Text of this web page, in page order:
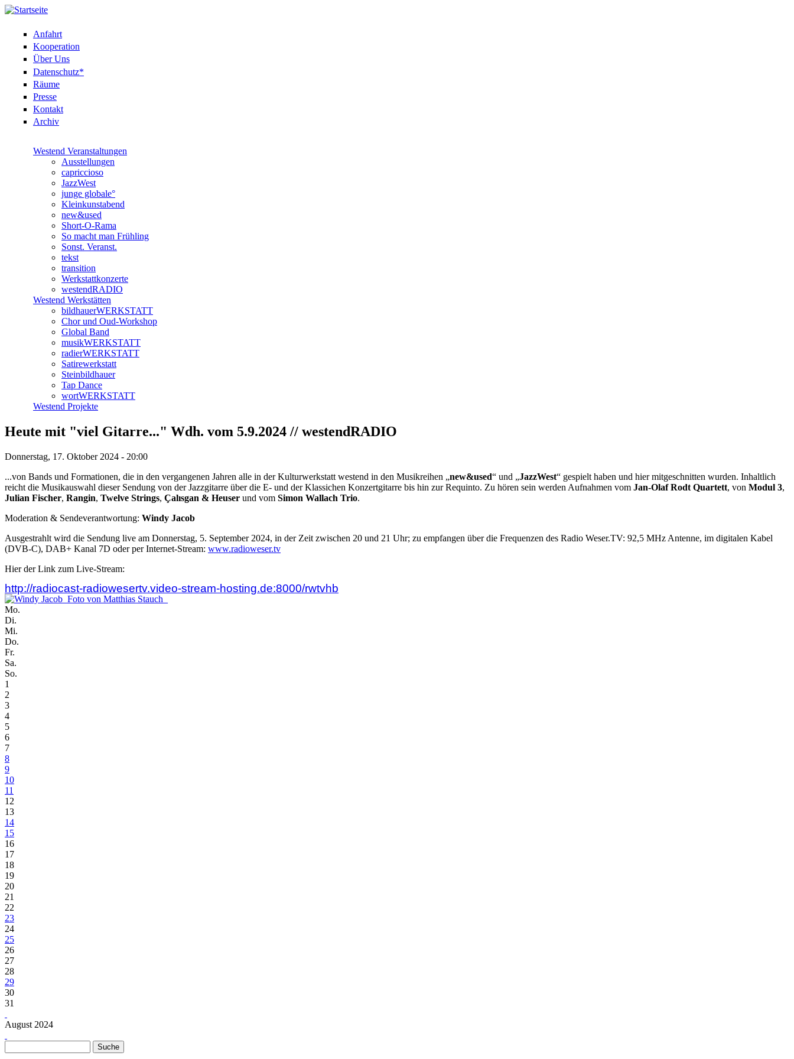
Anfahrt
Kooperation
Über Uns
Datenschutz*
Räume
Presse
Kontakt
Archiv
Westend Veranstaltungen
Ausstellungen
capriccioso
JazzWest
junge globale°
Kleinkunstabend
new&used
Short-O-Rama
So macht man Frühling
Sonst. Veranst.
tekst
transition
Werkstattkonzerte
westendRADIO
Westend Werkstätten
bildhauerWERKSTATT
Chor und Oud-Workshop
Global Band
musikWERKSTATT
radierWERKSTATT
Satirewerkstatt
Steinbildhauer
Tap Dance
wortWERKSTATT
Westend Projekte
Heute mit "viel Gitarre..." Wdh. vom 5.9.2024 // westendRADIO
Donnerstag, 17. Oktober 2024 - 20:00
...von Bands und Formationen, die in den vergangenen Jahren alle in der Kulturwerkstatt westend in den Musikreihen „new&used“ und „JazzWest“ gespielt haben und hier mitgeschnitten wurden. Inhaltlich
reicht die Musikauswahl dieser Sendung von der Jazzgitarre über die E- und der Klassichen Konzertgitarre bis hin zur Requinto. Zu hören sein werden Aufnahmen vom Jan-Olaf Rodt Quartett, von Modul 3,
Julian Fischer, Rangin, Twelve Strings, Çalısgan & Heuser und vom Simon Wallach Trio.
Moderation & Sendeverantwortung: Windy Jacob
Ausgestrahlt wird die Sendung live am Donnerstag, 5. September 2024, in der Zeit zwischen 20 und 21 Uhr; zu empfangen über die Frequenzen des Radio Weser.TV: 92,5 MHz Antenne, im digitalen Kabel
(DVB-C), DAB+ Kanal 7D oder per Internet-Stream: www.radioweser.tv
Hier der Link zum Live-Stream:
http://radiocast-radiowesertv.video-stream-hosting.de:8000/rwtvhb
Mo.
Di.
Mi.
Do.
Fr.
Sa.
So.
1
2
3
4
5
6
7
8
9
10
11
12
13
14
15
16
17
18
19
20
21
22
23
24
25
26
27
28
29
30
31
August 2024